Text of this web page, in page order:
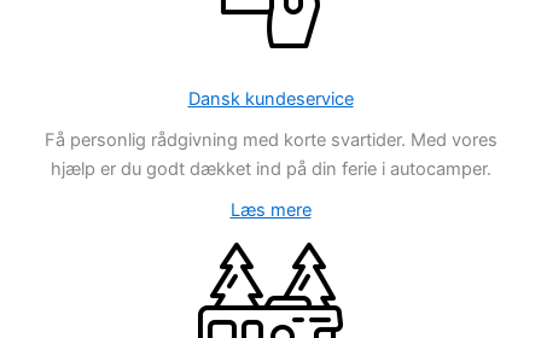
Dansk kundeservice
Få personlig rådgivning med korte svartider. Med vores
hjælp er du godt dækket ind på din ferie i autocamper.
Læs mere